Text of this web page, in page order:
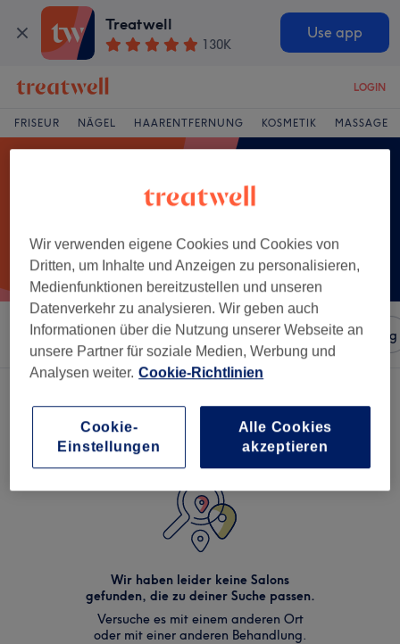
Treatwell
130K
Use app
LOGIN
FRISEUR NÄGEL HAARENTFERNUNG KOSMETIK MASSAGE
Sortieren nach Salons Expressangebote Bewertung
Wir haben leider keine Salons
gefunden, die zu deiner Suche passen.
Versuche es mit einem anderen Ort
oder mit einer anderen Behandlung.
Wir verwenden eigene Cookies und Cookies von
Dritten, um Inhalte und Anzeigen zu personalisieren,
Medienfunktionen bereitzustellen und unseren
Datenverkehr zu analysieren. Wir geben auch
Informationen über die Nutzung unserer Webseite an
unsere Partner für soziale Medien, Werbung und
Analysen weiter. Cookie-Richtlinien
Cookie-
Einstellungen
Alle Cookies
akzeptieren